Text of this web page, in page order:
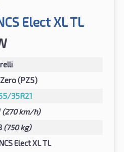
Elect XL TL
(PZ5)
35R21
(270 km/h)
(750 kg)
Elect XL TL